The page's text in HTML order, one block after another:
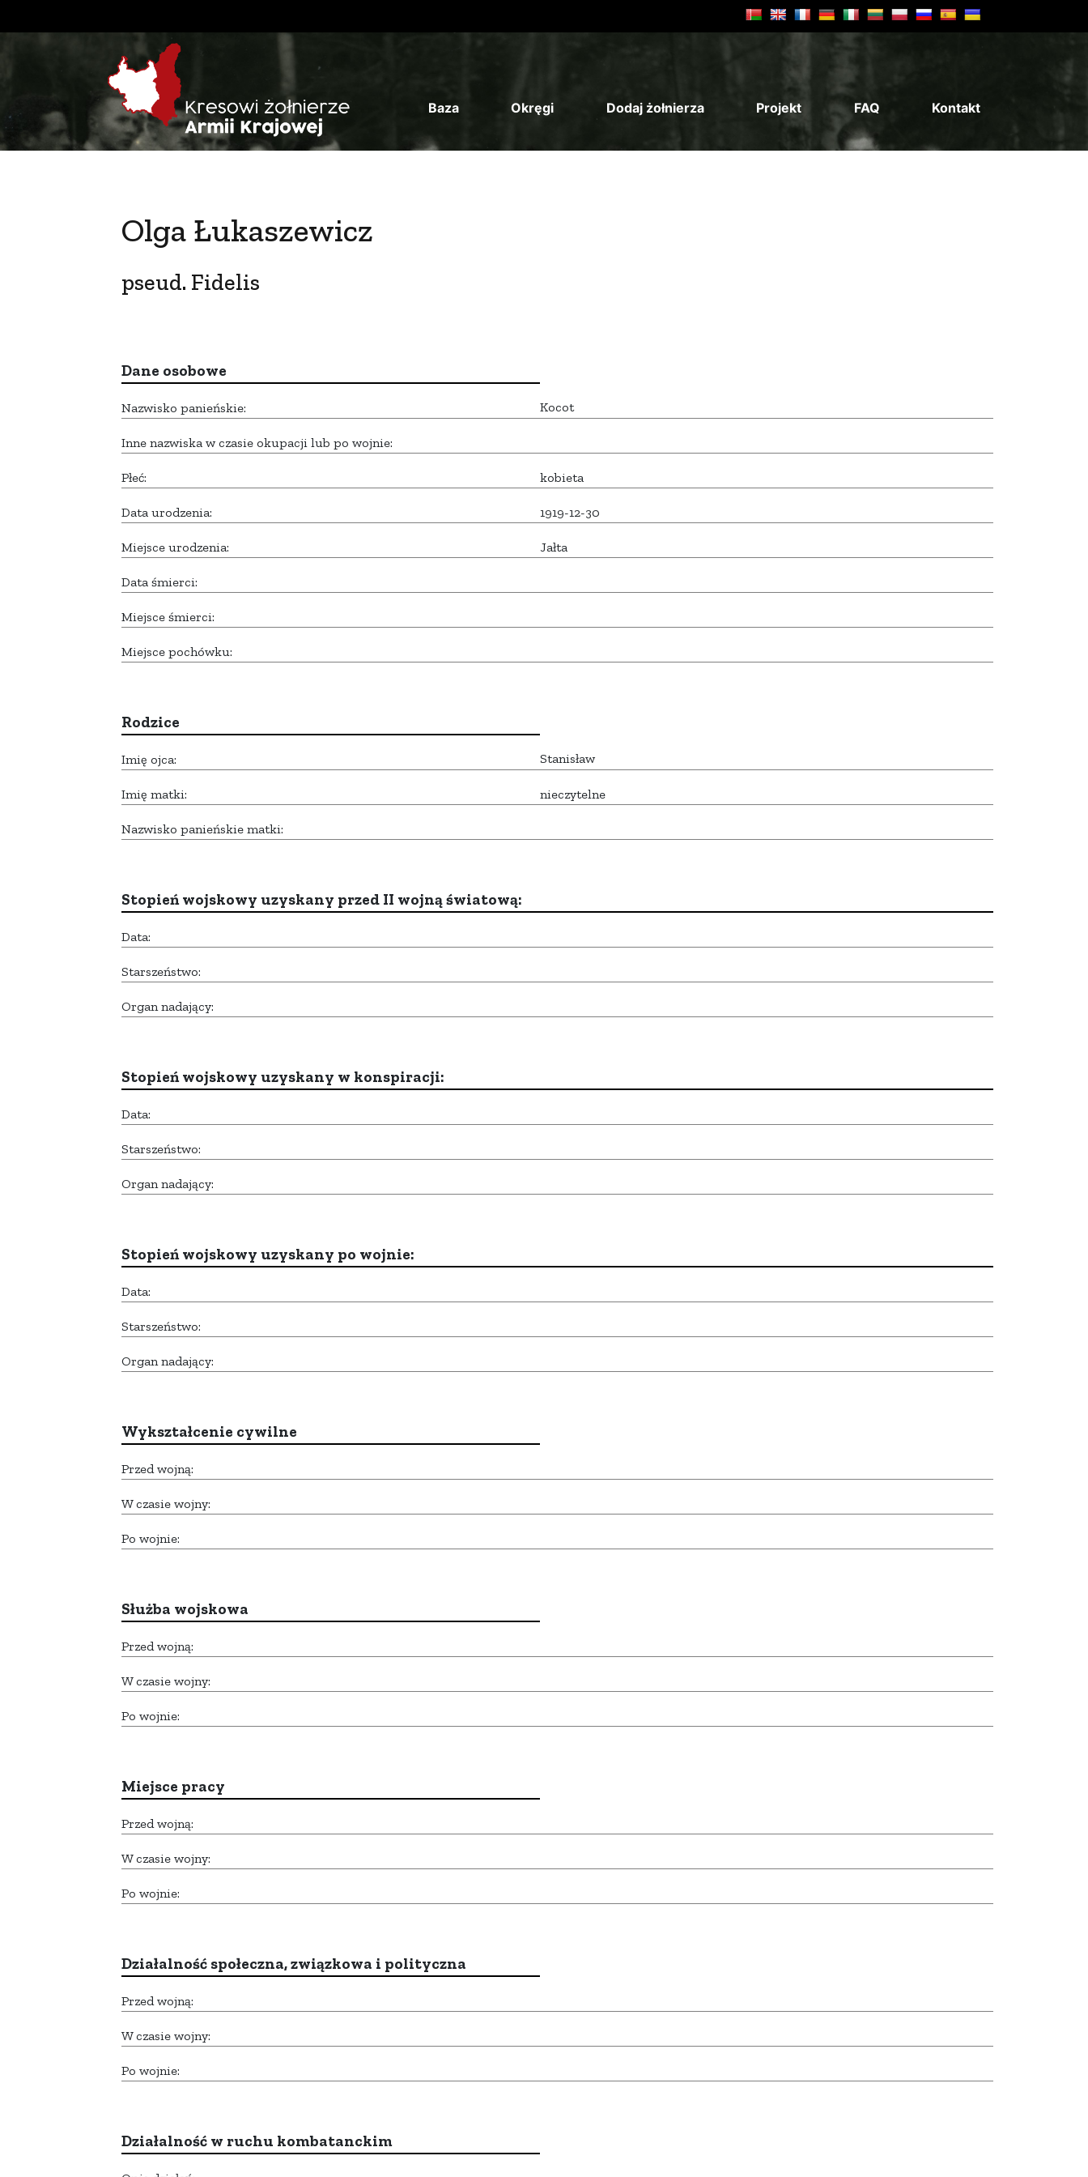
Baza Okręgi Dodaj żołnierza Projekt FAQ Kontakt
Olga Łukaszewicz
pseud. Fidelis
Dane osobowe
Nazwisko panieńskie: Kocot
Inne nazwiska w czasie okupacji lub po wojnie:
Płeć: kobieta
Data urodzenia: 1919-12-30
Miejsce urodzenia: Jałta
Data śmierci:
Miejsce śmierci:
Miejsce pochówku:
Rodzice
Imię ojca: Stanisław
Imię matki: nieczytelne
Nazwisko panieńskie matki:
Stopień wojskowy uzyskany przed II wojną światową:
Data:
Starszeństwo:
Organ nadający:
Stopień wojskowy uzyskany w konspiracji:
Data:
Starszeństwo:
Organ nadający:
Stopień wojskowy uzyskany po wojnie:
Data:
Starszeństwo:
Organ nadający:
Wykształcenie cywilne
Przed wojną:
W czasie wojny:
Po wojnie:
Służba wojskowa
Przed wojną:
W czasie wojny:
Po wojnie:
Miejsce pracy
Przed wojną:
W czasie wojny:
Po wojnie:
Działalność społeczna, związkowa i polityczna
Przed wojną:
W czasie wojny:
Po wojnie:
Działalność w ruchu kombatanckim